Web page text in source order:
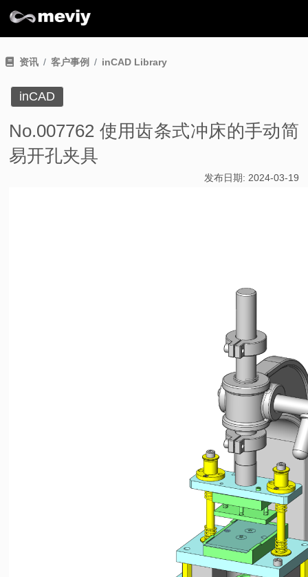
资讯 客户事例 inCAD Library
inCAD
No.007762 使用齿条式冲床的手动简
易开孔夹具
发布日期: 2024-03-19